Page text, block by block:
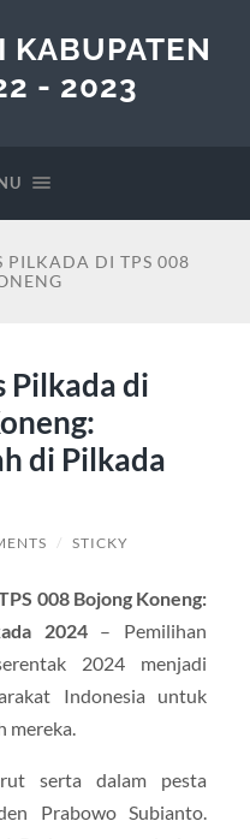
KABUPATEN
- 2023
PILKADA DI TPS 008
Pilkada di
di Pilkada
/ STICKY
008 Bojong Koneng:
2024– Pemilihan
2024 menjadi
Indonesia untuk
mereka.
serta dalam pesta
Prabowo Subianto.